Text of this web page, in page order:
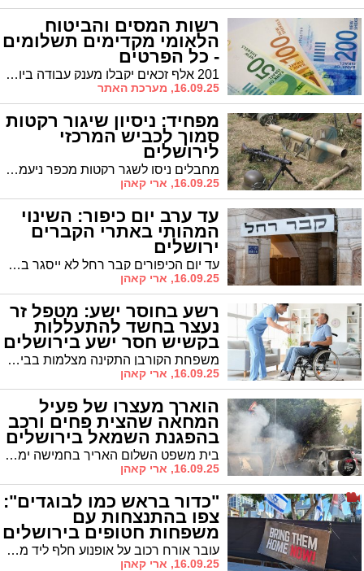
רשות המסים והביטוח
הלאומי מקדימים תשלומים
- כל הפרטים
201 אלף זכאים יקבלו מענק עבודה ביום חמישי - 410 מיליון שקלים • קצבת ילדים תשולם מחר • קצבאות אחרות יוקדמו לראשון
16.09.25, מערכת האתר
מפחיד: ניסיון שיגור רקטות
סמוך לכביש המרכזי
לירושלים
מחבלים ניסו לשגר רקטות מכפר ניעמה ליד כביש 443, סמוך למודיעין. מנגנוני הביטחון הפלסטיניים עצרו את החשודים ותפסו שתי רקטות • בצה"ל: "הרקטה היתה ללא ראש קרב וללא חומר נפץ תקני"
16.09.25, ארי קאהן
עד ערב יום כיפור: השינוי
המהותי באתרי הקברים
ירושלים
עד יום הכיפורים קבר רחל לא ייסגר בלילות כנהוג, וייוותר פתוח באופן רצוף • גם קבר דוד המלך וקבר שמואל הנביא יישארו פתוחים ברציפות • במקביל: החניה לכלי רכב פרטיים בקבר רחל שבה לפעול לאחר עבודות שיפוץ
16.09.25, ארי קאהן
רשע בחוסר ישע: מטפל זר
נעצר בחשד להתעללות
בקשיש חסר ישע בירושלים
משפחת הקורבן התקינה מצלמות בבית וגילתה אלימות קשה מצד המטפל • בית המשפט האריך את מעצרו בשלושה ימים
16.09.25, ארי קאהן
הוארך מעצרו של פעיל
המחאה שהצית פחים ורכב
בהפגנת השמאל בירושלים
בית משפט השלום האריך בחמישה ימים את מעצרו של דורון, שהודה בהצתת רכב בעיר • השופטת: "החשד הסביר התחזק" • המשטרה: "האירוע חמור יותר ממה שהצטייר בתחילה"
16.09.25, ארי קאהן
"כדור בראש כמו לבוגדים":
צפו בהתנצחות עם
משפחות חטופים בירושלים
עובר אורח רכוב על אופנוע חלף ליד מחאת משפחות החטופים מול מעון ראש הממשלה וקרא קריאות קשות נגד המפגינים • "במדינה מתוקנת זה המעשה הנכון לבוגדים", הטיח במפגינים ההמומים
16.09.25, ארי קאהן